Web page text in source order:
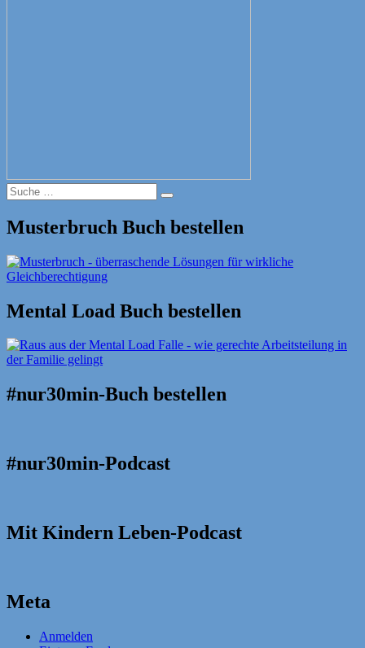
Suche
nach:
Suche
Musterbruch Buch bestellen
Mental Load Buch bestellen
#nur30min-Buch bestellen
#nur30min-Podcast
Mit Kindern Leben-Podcast
Meta
Anmelden